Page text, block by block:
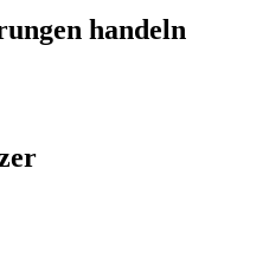
handeln